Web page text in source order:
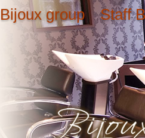
Bijoux group Staff